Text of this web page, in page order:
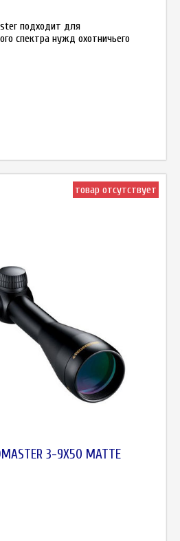
подходит для
спектра нужд охотничьего
товар отсутствует
3-9X50 MATTE